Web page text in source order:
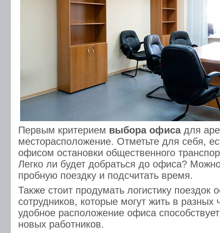
Первым критерием выбора офисадля
месторасположение. Отметьте для себя,
офисом остановки общественного
Легко ли будет добраться до офиса?
пробную поездку и подсчитать время.
Также стоит продумать логистику поездок
сотрудников, которые могут жить в разных
удобное расположение офиса
новых работников.